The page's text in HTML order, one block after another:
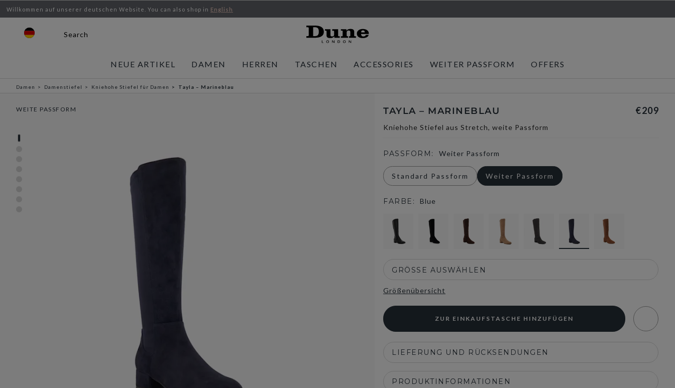
Willkommen auf unserer deutschen Website. You can also shop in English
Search
NEUE ARTIKEL DAMEN HERREN TASCHEN ACCESSORIES WEITER PASSFORM OFFERS
Damen Damenstiefel Kniehohe Stiefel für Damen Tayla – Marineblau
WEITE PASSFORM TAYLA – MARINEBLAU
Kniehohe Stiefel aus Stretch, weite Passform
€209
PASSFORM: Weiter Passform
Standard Passform Weiter Passform
FARBE: Blue
selected
GRÖSSE AUSWÄHLEN
Größenübersicht
ZUR EINKAUFSTASCHE HINZUFÜGEN
LIEFERUNG UND RÜCKSENDUNGEN
PRODUKTINFORMATIONEN